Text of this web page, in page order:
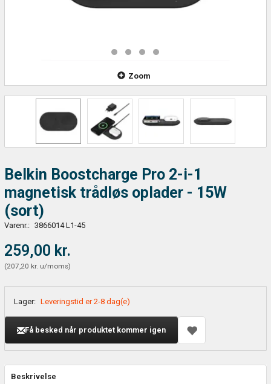
Zoom
Belkin Boostcharge Pro 2-i-1
magnetisk trådløs oplader - 15W
(sort)
Varenr.: 3866014 L1-45
259,00 kr.
(207,20 kr. u/moms)
Lager: Leveringstid er 2-8 dag(e)
Få besked når produktet kommer igen
Beskrivelse